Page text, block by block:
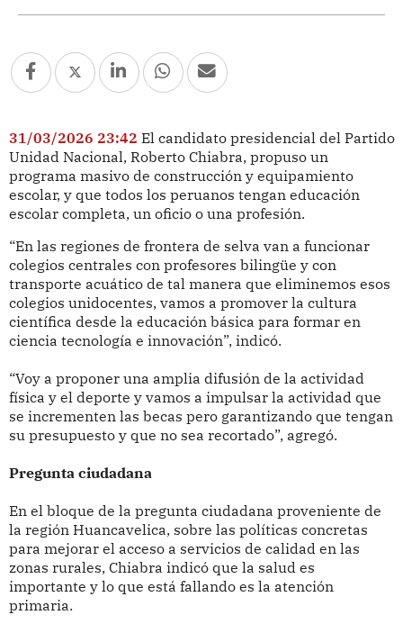
31/03/2026 23:42 El candidato presidencial del Partido
Unidad Nacional, Roberto Chiabra, propuso un
programa masivo de construcción y equipamiento
escolar, y que todos los peruanos tengan educación
escolar completa, un oficio o una profesión.
“En las regiones de frontera de selva van a funcionar
colegios centrales con profesores bilingüe y con
transporte acuático de tal manera que eliminemos esos
colegios unidocentes, vamos a promover la cultura
científica desde la educación básica para formar en
ciencia tecnología e innovación”, indicó.
“Voy a proponer una amplia difusión de la actividad
física y el deporte y vamos a impulsar la actividad que
se incrementen las becas pero garantizando que tengan
su presupuesto y que no sea recortado”, agregó.
Pregunta ciudadana
En el bloque de la pregunta ciudadana proveniente de
la región Huancavelica, sobre las políticas concretas
para mejorar el acceso a servicios de calidad en las
zonas rurales, Chiabra indicó que la salud es
importante y lo que está fallando es la atención
primaria.